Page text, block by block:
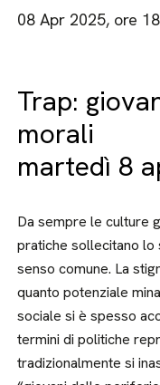
08 Apr 2025, ore
Trap:
morali
martedì 8
Da sempre le culture
pratiche sollecitano lo
senso comune. La
quanto potenziale
sociale si è spesso
termini di politiche
tradizionalmente si